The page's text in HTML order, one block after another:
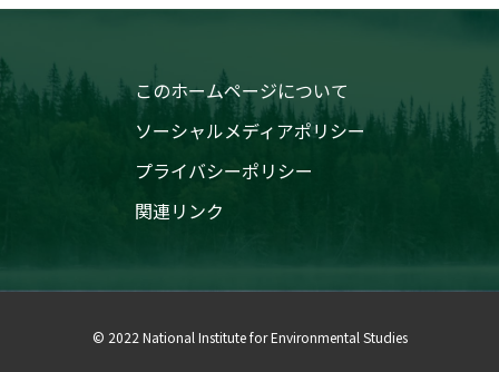
このホームページについて
ソーシャルメディアポリシー
プライバシーポリシー
関連リンク
© 2022 National Institute for Environmental Studies